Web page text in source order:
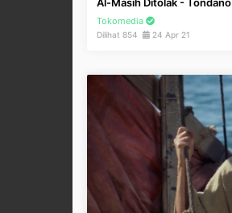
Tokomedia
Dilihat 854 24 Apr 21